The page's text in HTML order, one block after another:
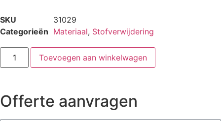
SKU
31029
Categorieën Materiaal, Stofverwijdering
Toevoegen aan winkelwagen
Offerte aanvragen